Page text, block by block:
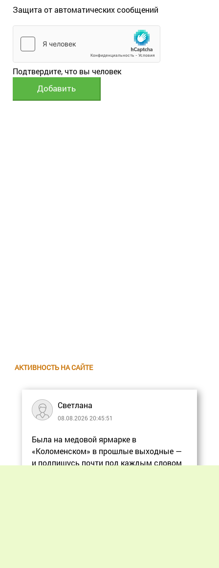
Защита от автоматических сообщений
Подтвердите, что вы человек
АКТИВНОСТЬ НА САЙТЕ
Светлана
08.08.2026 20:45:51
Была на медовой ярмарке в
«Коломенском» в прошлые выходные —
и подпишусь почти под каждым словом